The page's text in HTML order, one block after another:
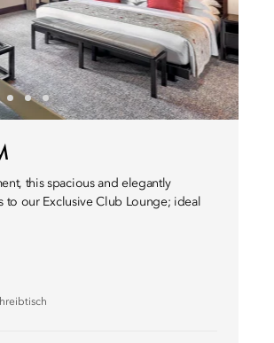
this spacious and elegantly
our Exclusive Club Lounge; ideal